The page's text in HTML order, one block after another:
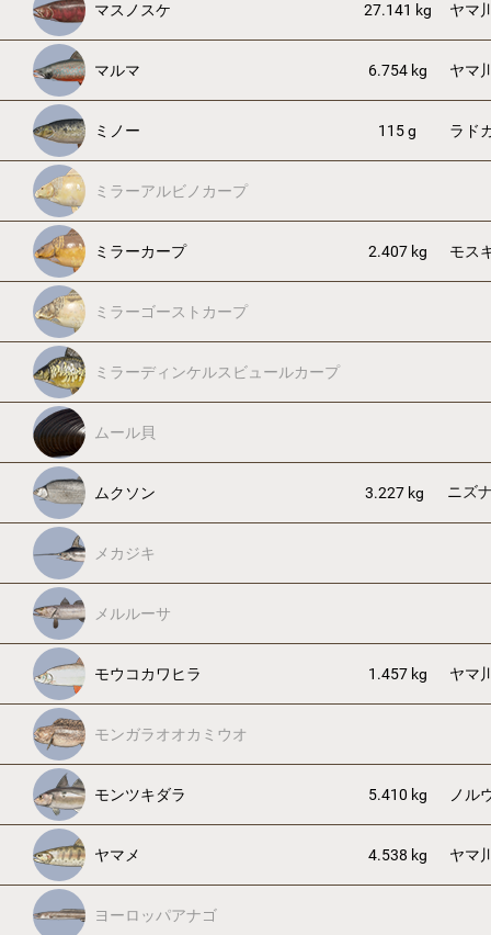
マスノスケ 27.141 kg ヤマ
マルマ 6.754 kg ヤマ
ミノー 115 g ラド
ミラーアルビノカープ
ミラーカープ 2.407 kg モス
ミラーゴーストカープ
ミラーディンケルスビュールカープ
ムール貝
ムクソン 3.227 kg ニズ
メカジキ
メルルーサ
モウコカワヒラ 1.457 kg ヤマ
モンガラオオカミウオ
モンツキダラ 5.410 kg ノル
ヤマメ 4.538 kg ヤマ
ヨーロッパアナゴ